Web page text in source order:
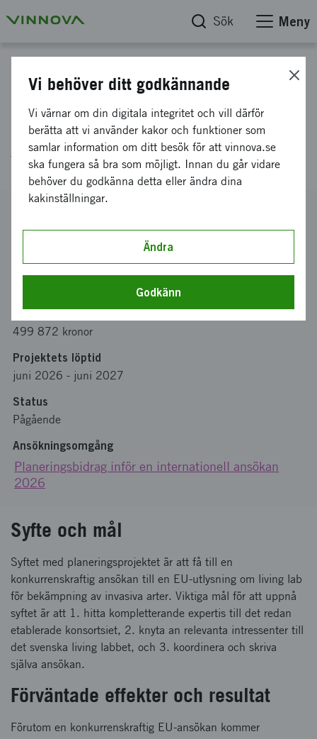
Sök Meny
Planeringsbidrag till Living
labs om invasiva främmande
växter
2026-01295
RISE Research Institutes of Sweden AB-Jordbruk och
Bidrag från Vinnova
499 872 kronor
Projektets löptid
juni 2026 - juni 2027
Status
Pågående
Ansökningsomgång
Planeringsbidrag inför en internationell ansökan
2026
Syfte och mål
Syftet med planeringsprojektet är att få till en
konkurrenskraftig ansökan till en EU-utlysning om living lab
för bekämpning av invasiva arter. Viktiga mål för att uppnå
syftet är att 1. hitta kompletterande expertis till det redan
etablerade konsortsiet, 2. knyta an relevanta intressenter till
det svenska living labbet, och 3. koordinera och skriva
själva ansökan.
Förväntade effekter och resultat
Förutom en konkurrenskraftig EU-ansökan kommer
Vi behöver ditt godkännande
Vi värnar om din digitala integritet och vill därför
berätta att vi använder kakor och funktioner som
samlar information om ditt besök för att vinnova.se
ska fungera så bra som möjligt. Innan du går vidare
behöver du godkänna detta eller ändra dina
kakinställningar.
Ändra
Godkänn